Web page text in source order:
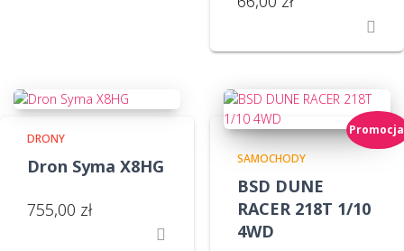
DRONY
Dron Syma X8HG
755,00 zł
SAMOCHODY
BSD DUNE
RACER 218T 1/10
4WD